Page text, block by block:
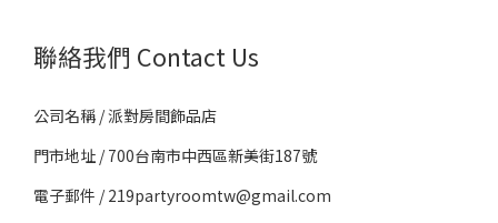
聯絡我們 Contact Us
公司名稱 / 派對房間飾品店
門市地址 / 700台南市中西區新美街187號
電子郵件 / 219partyroomtw@gmail.com